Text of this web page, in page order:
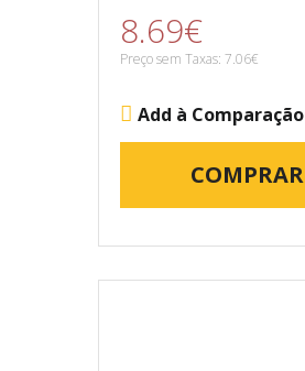
8.69€
Preço sem Taxas: 7.06€
Add à Comparação
COMPRAR